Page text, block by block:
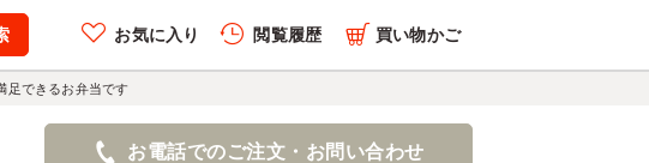
お気に入り 閲覧履歴 買い物かご
足できるお弁当です
お電話でのご注文・お問い合わせ